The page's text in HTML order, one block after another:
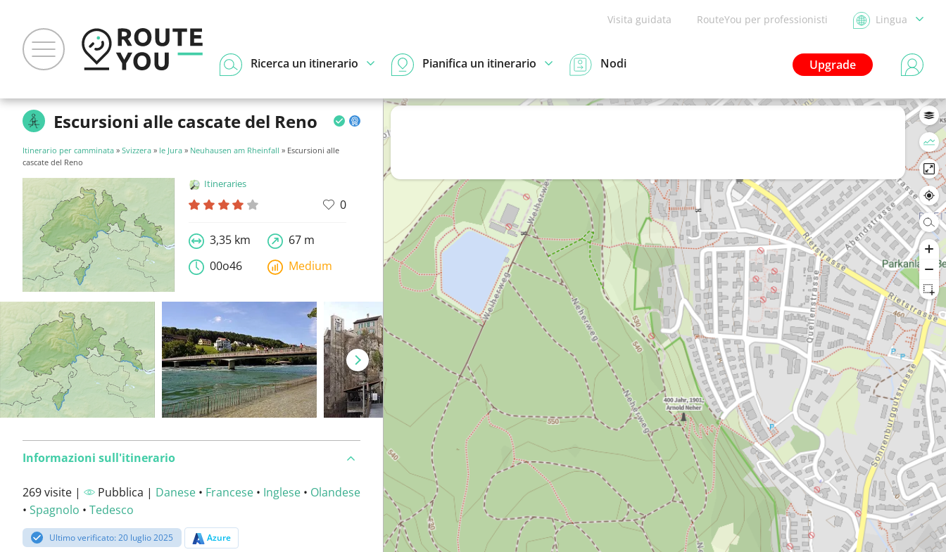
Visita guidata RouteYou per professionisti Lingua
Upgrade
Ricerca un itinerario Pianifica un itinerario Nodi
Escursioni alle cascate del Reno
Itinerario per camminata » Svizzera » le Jura » Neuhausen am Rheinfall » Escursioni alle
cascate del Reno
Itineraries
0
3,35 km
67 m
00o46
Medium
Informazioni sull'itinerario
269 visite | Pubblica | Danese • Francese • Inglese • Olandese
• Spagnolo • Tedesco
Ultimo verificato: 20 luglio 2025 Azure